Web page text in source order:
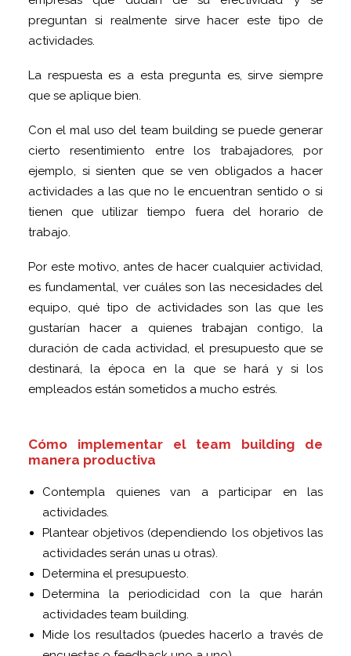
preguntan si realmente sirve hacer este tipo de
actividades.
La respuesta es a esta pregunta es, sirve siempre
que se aplique bien.
Con el mal uso del team building se puede generar
cierto resentimiento entre los trabajadores, por
ejemplo, si sienten que se ven obligados a hacer
actividades a las que no le encuentran sentido o si
tienen que utilizar tiempo fuera del horario de
trabajo.
Por este motivo, antes de hacer cualquier actividad,
es fundamental, ver cuáles son las necesidades del
equipo, qué tipo de actividades son las que les
gustarían hacer a quienes trabajan contigo, la
duración de cada actividad, el presupuesto que se
destinará, la época en la que se hará y si los
empleados están sometidos a mucho estrés.
Cómo implementar el team building de
manera productiva
Contempla quienes van a participar en las
actividades.
Plantear objetivos (dependiendo los objetivos las
actividades serán unas u otras).
Determina el presupuesto.
Determina la periodicidad con la que harán
actividades team building.
Mide los resultados (puedes hacerlo a través de